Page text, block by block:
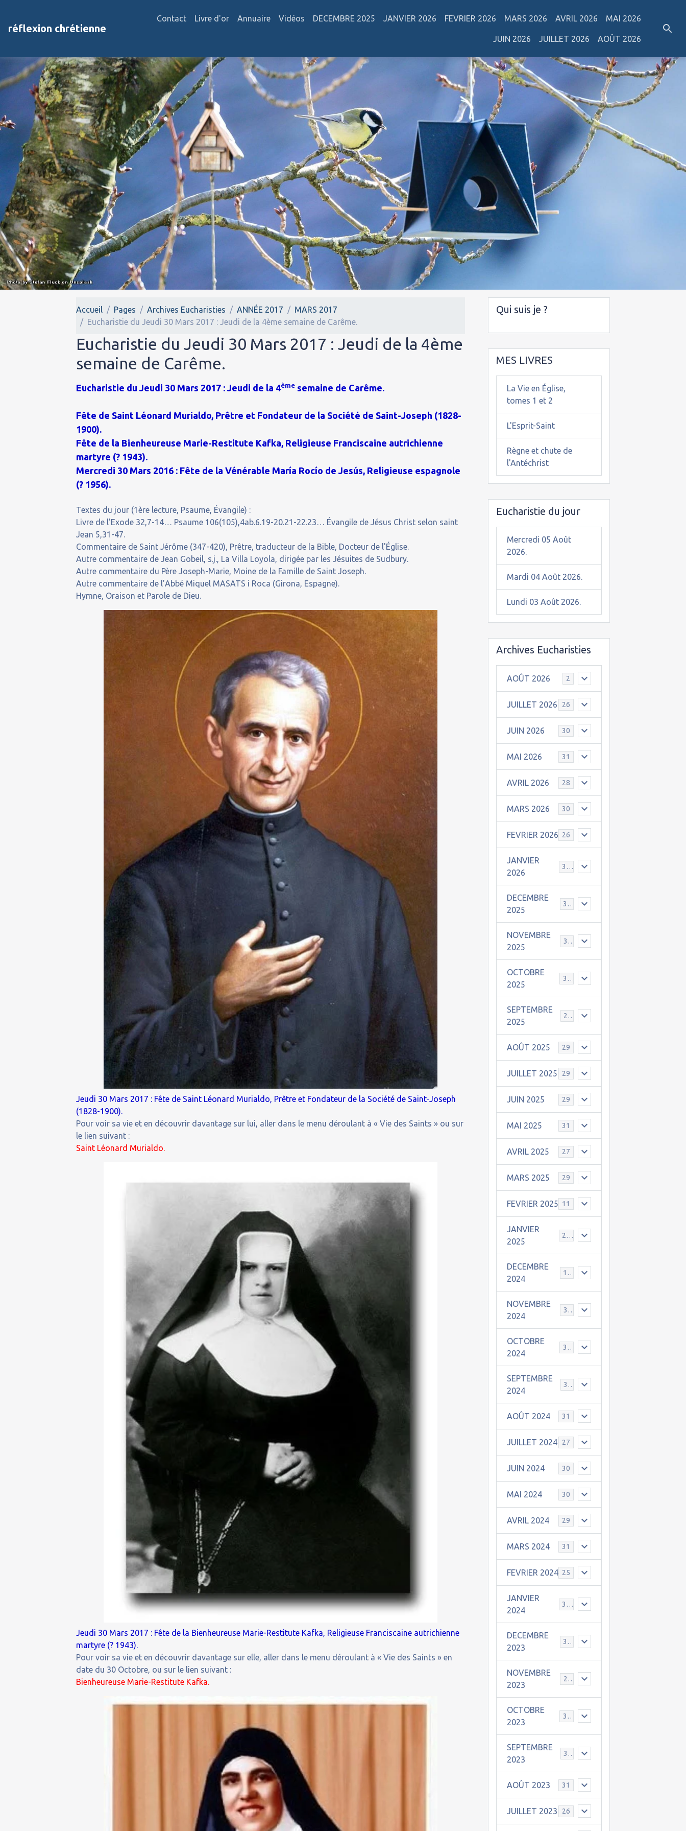
réflexion chrétienne
Contact Livre d'or Annuaire Vidéos DECEMBRE 2025 JANVIER 2026 FEVRIER 2026 MARS 2026 AVRIL 2026 MAI 2026
JUIN 2026 JUILLET 2026 AOÛT 2026
Accueil Pages Archives Eucharisties ANNÉE 2017
MARS 2017
Eucharistie du Jeudi 30 Mars 2017 : Jeudi de la 4ème semaine de Carême.
Eucharistie du Jeudi 30 Mars 2017 : Jeudi de la 4ème
semaine de Carême.
Eucharistie du Jeudi 30 Mars 2017 : Jeudi de la 4ème semaine de Carême.
Fête de Saint Léonard Murialdo, Prêtre et Fondateur de la Société de Saint-Joseph (1828-
1900).
Fête de la Bienheureuse Marie-Restitute Kafka, Religieuse Franciscaine autrichienne
martyre (? 1943).
Mercredi 30 Mars 2016 : Fête de la Vénérable María Rocío de Jesús, Religieuse espagnole
(? 1956).
Textes du jour (1ère lecture, Psaume, Évangile) :
Livre de l'Exode 32,7-14… Psaume 106(105),4ab.6.19-20.21-22.23… Évangile de Jésus Christ selon saint
Jean 5,31-47.
Commentaire de Saint Jérôme (347-420), Prêtre, traducteur de la Bible, Docteur de l'Église.
Autre commentaire de Jean Gobeil, s.j., La Villa Loyola, dirigée par les Jésuites de Sudbury.
Autre commentaire du Père Joseph-Marie, Moine de la Famille de Saint Joseph.
Autre commentaire de l’Abbé Miquel MASATS i Roca (Girona, Espagne).
Hymne, Oraison et Parole de Dieu.
Jeudi 30 Mars 2017 : Fête de Saint Léonard Murialdo, Prêtre et Fondateur de la Société de Saint-Joseph
(1828-1900).
Pour voir sa vie et en découvrir davantage sur lui, aller dans le menu déroulant à « Vie des Saints » ou sur
le lien suivant :
Saint Léonard Murialdo.
Jeudi 30 Mars 2017 : Fête de la Bienheureuse Marie-Restitute Kafka, Religieuse Franciscaine autrichienne
martyre (? 1943).
Pour voir sa vie et en découvrir davantage sur elle, aller dans le menu déroulant à « Vie des Saints » en
date du 30 Octobre, ou sur le lien suivant :
Bienheureuse Marie-Restitute Kafka.
Qui suis je ?
MES LIVRES
La Vie en Église,
tomes 1 et 2
L'Esprit-Saint
Règne et chute de
l'Antéchrist
Eucharistie du jour
Mercredi 05 Août
2026.
Mardi 04 Août 2026.
Lundi 03 Août 2026.
Archives Eucharisties
AOÛT 2026 2
JUILLET 2026 26
JUIN 2026 30
MAI 2026 31
AVRIL 2026 28
MARS 2026 30
FEVRIER 2026 26
JANVIER
2026
31
DECEMBRE
2025
30
NOVEMBRE
2025
30
OCTOBRE
2025
31
SEPTEMBRE
2025
25
AOÛT 2025 29
JUILLET 2025 29
JUIN 2025 29
MAI 2025 31
AVRIL 2025 27
MARS 2025 29
FEVRIER 2025 11
JANVIER
2025
25
DECEMBRE
2024
19
NOVEMBRE
2024
30
OCTOBRE
2024
31
SEPTEMBRE
2024
30
AOÛT 2024 31
JUILLET 2024 27
JUIN 2024 30
MAI 2024 30
AVRIL 2024 29
MARS 2024 31
FEVRIER 2024 25
JANVIER
2024
30
DECEMBRE
2023
31
NOVEMBRE
2023
24
OCTOBRE
2023
31
SEPTEMBRE
2023
30
AOÛT 2023 31
JUILLET 2023 26